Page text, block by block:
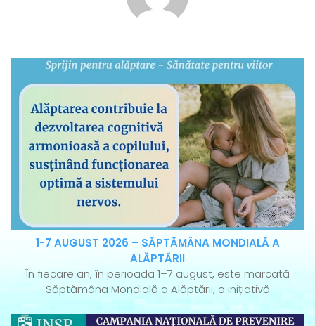
1-7 AUGUST 2026 – SĂPTĂMÂNA MONDIALĂ A
ALĂPTĂRII
În fiecare an, în perioada 1–7 august, este marcată
Săptămâna Mondială a Alăptării, o inițiativă